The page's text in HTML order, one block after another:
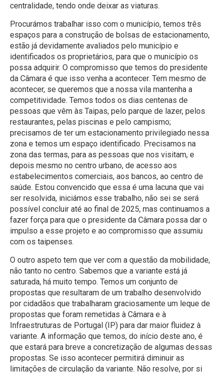
centralidade, tendo onde deixar as viaturas.
Procurámos trabalhar isso com o município, temos três
espaços para a construção de bolsas de estacionamento,
estão já devidamente avaliados pelo município e
identificados os proprietários, para que o município os
possa adquirir. O compromisso que temos do presidente
da Câmara é que isso venha a acontecer. Tem mesmo de
acontecer, se queremos que a nossa vila mantenha a
competitividade. Temos todos os dias centenas de
pessoas que vêm às Taipas, pelo parque de lazer, pelos
restaurantes, pelas piscinas e pelo campismo;
precisamos de ter um estacionamento privilegiado nessa
zona e temos um espaço identificado. Precisamos na
zona das termas, para as pessoas que nos visitam, e
depois mesmo no centro urbano, de acesso aos
estabelecimentos comerciais, aos bancos, ao centro de
saúde. Estou convencido que essa é uma lacuna que vai
ser resolvida, iniciámos esse trabalho, não sei se será
possível concluir até ao final de 2025, mas continuamos a
fazer força para que o presidente da Câmara possa dar o
impulso a esse projeto e ao compromisso que assumiu
com os taipenses.
O outro aspeto tem que ver com a questão da mobilidade,
não tanto no centro. Sabemos que a variante está já
saturada, há muito tempo. Temos um conjunto de
propostas que resultaram de um trabalho desenvolvido
por cidadãos que trabalharam graciosamente um leque de
propostas que foram remetidas à Câmara e à
Infraestruturas de Portugal (IP) para dar maior fluidez à
variante. A informação que temos, do início deste ano, é
que estará para breve a concretização de algumas dessas
propostas. Se isso acontecer permitirá diminuir as
limitações de circulação da variante. Não resolve, por si